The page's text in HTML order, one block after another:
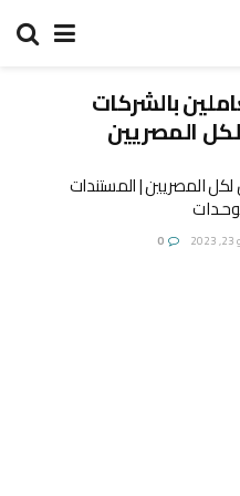
بالشركات
المصريين
المصريين | المستندات